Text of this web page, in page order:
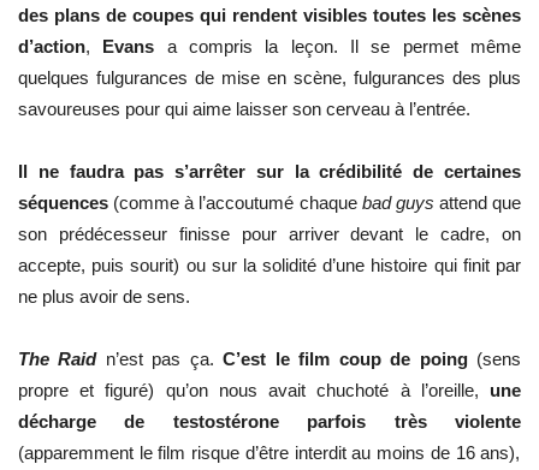
des plans de coupes qui rendent visibles toutes les scènes
d’action, Evans a compris la leçon. Il se permet même
quelques fulgurances de mise en scène, fulgurances des plus
savoureuses pour qui aime laisser son cerveau à l’entrée.
Il ne faudra pas s’arrêter sur la crédibilité de certaines
séquences (comme à l’accoutumé chaque bad guys attend que
son prédécesseur finisse pour arriver devant le cadre, on
accepte, puis sourit) ou sur la solidité d’une histoire qui finit par
ne plus avoir de sens.
The Raidn’est pas ça.C’est le film coup de poing(sens
propre et figuré) qu’on nous avait chuchoté à l’oreille, une
décharge de testostérone parfois très violente
(apparemment le film risque d’être interdit au moins de 16 ans),